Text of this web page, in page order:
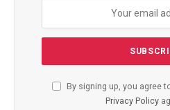
By signing up, you agree
Privacy Policy